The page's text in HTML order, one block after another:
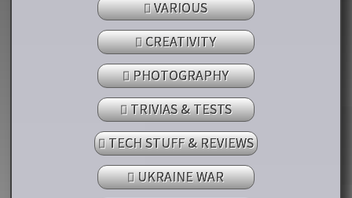
VARIOUS
CREATIVITY
PHOTOGRAPHY
TRIVIAS & TESTS
TECH STUFF & REVIEWS
UKRAINE WAR